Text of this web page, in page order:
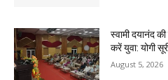
स्वामी दयानंद
करें युवा: योगी
August 5, 2026